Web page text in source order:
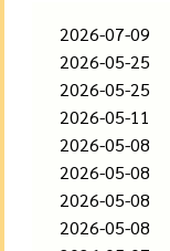
2026-07-09
2026-05-25
2026-05-25
2026-05-11
2026-05-08
2026-05-08
2026-05-08
2026-05-08